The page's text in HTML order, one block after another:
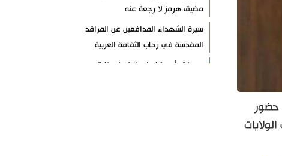
حضور
مضيق هرمز لا رجعة عنه
سيرة الشهداء المدافعين عن المراقد
المقدسة في رحاب الثقافة العربية
صحيفة: أمريكا وإسرائيل خسرتا الحرب